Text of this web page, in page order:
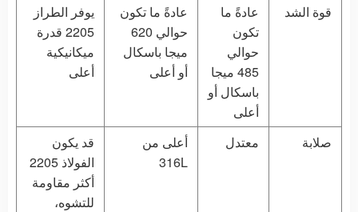
قوة الشد
عادةً ما
تكون
حوالي
485 ميجا
باسكال أو
أعلى
عادةً ما تكون
حوالي 620
ميجا باسكال
أو أعلى
يوفر الطراز
2205 قدرة
ميكانيكية
أعلى
صلابة معتدل
أعلى من
316L
قد يكون
الفولاذ 2205
أكثر مقاومة
للتشوه،